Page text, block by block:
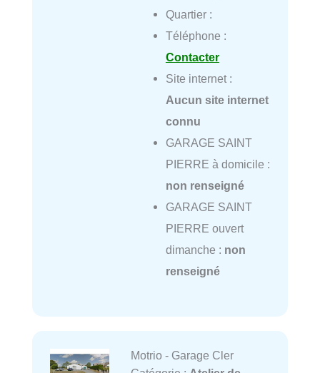
Quartier :
Téléphone :
Contacter
Site internet :
Aucun site internet
connu
GARAGE SAINT
PIERRE à domicile :
non renseigné
GARAGE SAINT
PIERRE ouvert
dimanche : non
renseigné
Motrio - Garage Cler